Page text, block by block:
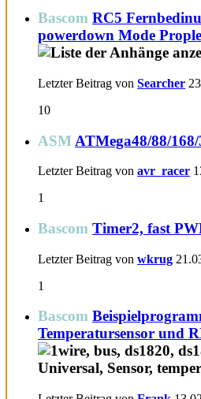
Bascom RC5
powerdown Mode
Letzter Beitrag von Searcher
10
ASM ATMega48/88/
Letzter Beitrag von avr_racer
1
Bascom Timer2, fast
Letzter Beitrag von wkrug
1
Bascom
Temperatursensor und